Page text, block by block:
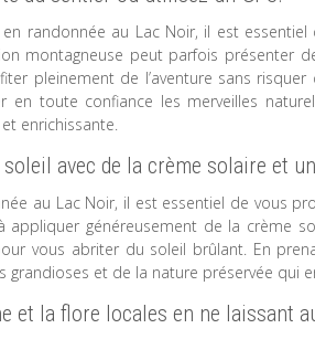
randonnée au Lac Noir, il est
montagneuse peut parfois présenter
pleinement de l’aventure sans
en toute confiance les merveilles
enrichissante.
avec de la crème solaire et
au Lac Noir, il est essentiel de vous
appliquer généreusement de la crème
vous abriter du soleil brûlant. En
grandioses et de la nature préservée qui
et la flore locales en ne laissant